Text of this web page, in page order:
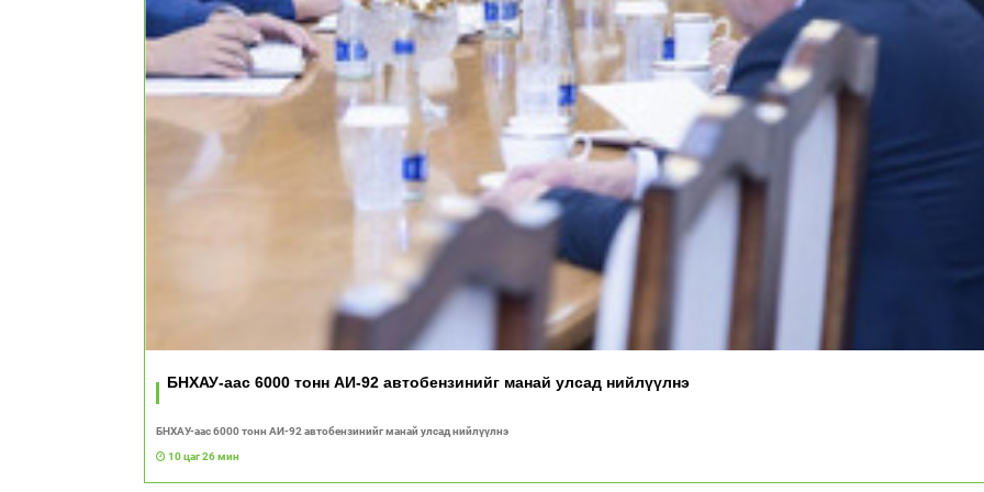
БНХАУ-аас 6000 тонн АИ-92 автобензинийг манай улсад нийлүүлнэ
БНХАУ-аас 6000 тонн АИ-92 автобензинийг манай улсад нийлүүлнэ
10 цаг 26 мин